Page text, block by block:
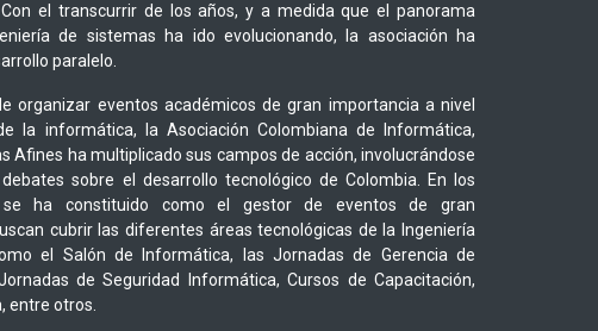
el transcurrir de los años, y a medida que el panorama
de sistemas ha ido evolucionando, la asociación ha
paralelo.
organizar eventos académicos de gran importancia a nivel
la informática, la Asociación Colombiana de Informática,
Afines ha multiplicado sus campos de acción, involucrándose
sobre el desarrollo tecnológico de Colombia. En los
se ha constituido como el gestor de eventos de gran
cubrir las diferentes áreas tecnológicas de la Ingeniería
el Salón de Informática, las Jornadas de Gerencia de
de Seguridad Informática, Cursos de Capacitación,
entre otros.